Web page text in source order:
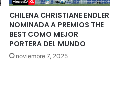
CHILENA CHRISTIANE ENDLER
NOMINADA A PREMIOS THE
BEST COMO MEJOR
PORTERA DEL MUNDO
noviembre 7, 2025